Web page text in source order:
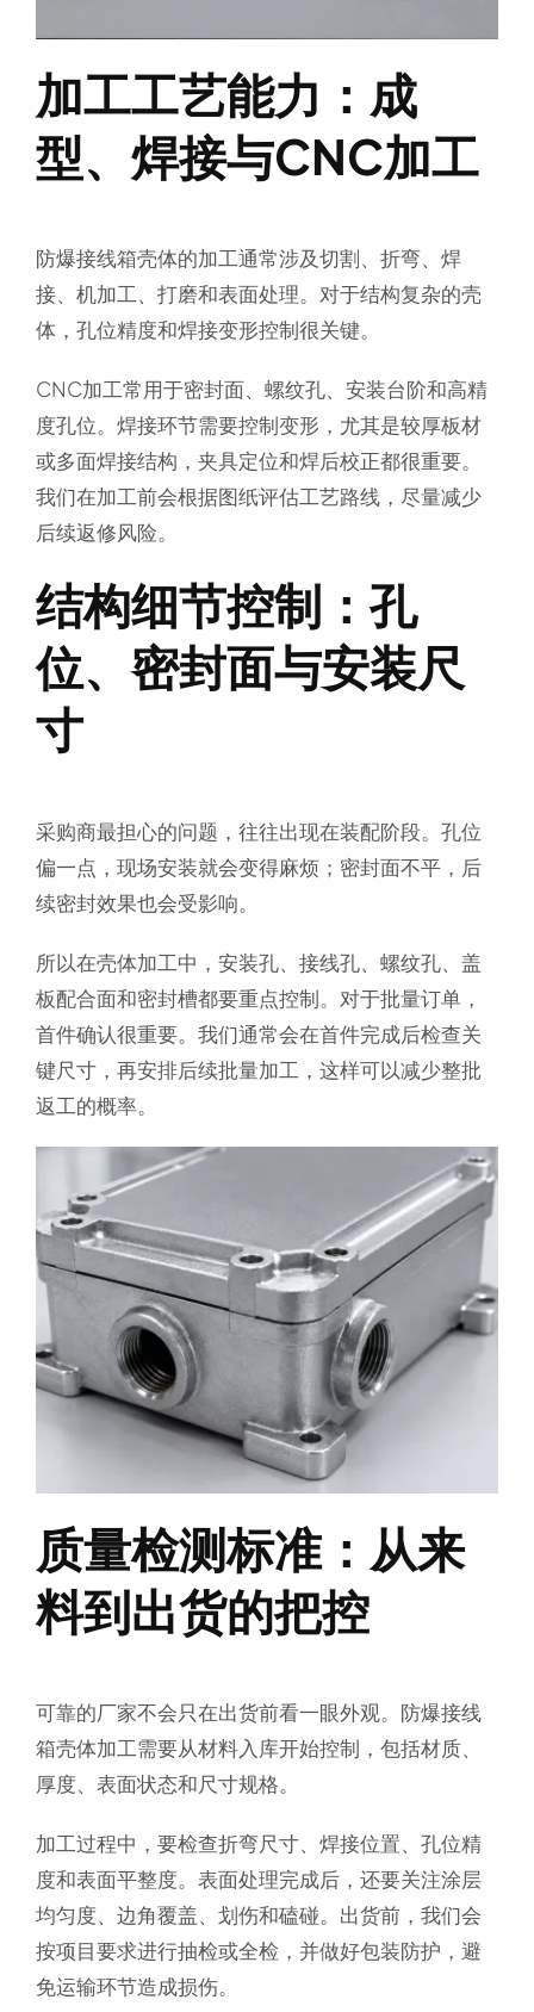
加工工艺能力：成
型、焊接与CNC加工
防爆接线箱壳体的加工通常涉及切割、折弯、焊
接、机加工、打磨和表面处理。对于结构复杂的壳
体，孔位精度和焊接变形控制很关键。
CNC加工常用于密封面、螺纹孔、安装台阶和高精
度孔位。焊接环节需要控制变形，尤其是较厚板材
或多面焊接结构，夹具定位和焊后校正都很重要。
我们在加工前会根据图纸评估工艺路线，尽量减少
后续返修风险。
结构细节控制：孔
位、密封面与安装尺
寸
采购商最担心的问题，往往出现在装配阶段。孔位
偏一点，现场安装就会变得麻烦；密封面不平，后
续密封效果也会受影响。
所以在壳体加工中，安装孔、接线孔、螺纹孔、盖
板配合面和密封槽都要重点控制。对于批量订单，
首件确认很重要。我们通常会在首件完成后检查关
键尺寸，再安排后续批量加工，这样可以减少整批
返工的概率。
质量检测标准：从来
料到出货的把控
可靠的厂家不会只在出货前看一眼外观。防爆接线
箱壳体加工需要从材料入库开始控制，包括材质、
厚度、表面状态和尺寸规格。
加工过程中，要检查折弯尺寸、焊接位置、孔位精
度和表面平整度。表面处理完成后，还要关注涂层
均匀度、边角覆盖、划伤和磕碰。出货前，我们会
按项目要求进行抽检或全检，并做好包装防护，避
免运输环节造成损伤。